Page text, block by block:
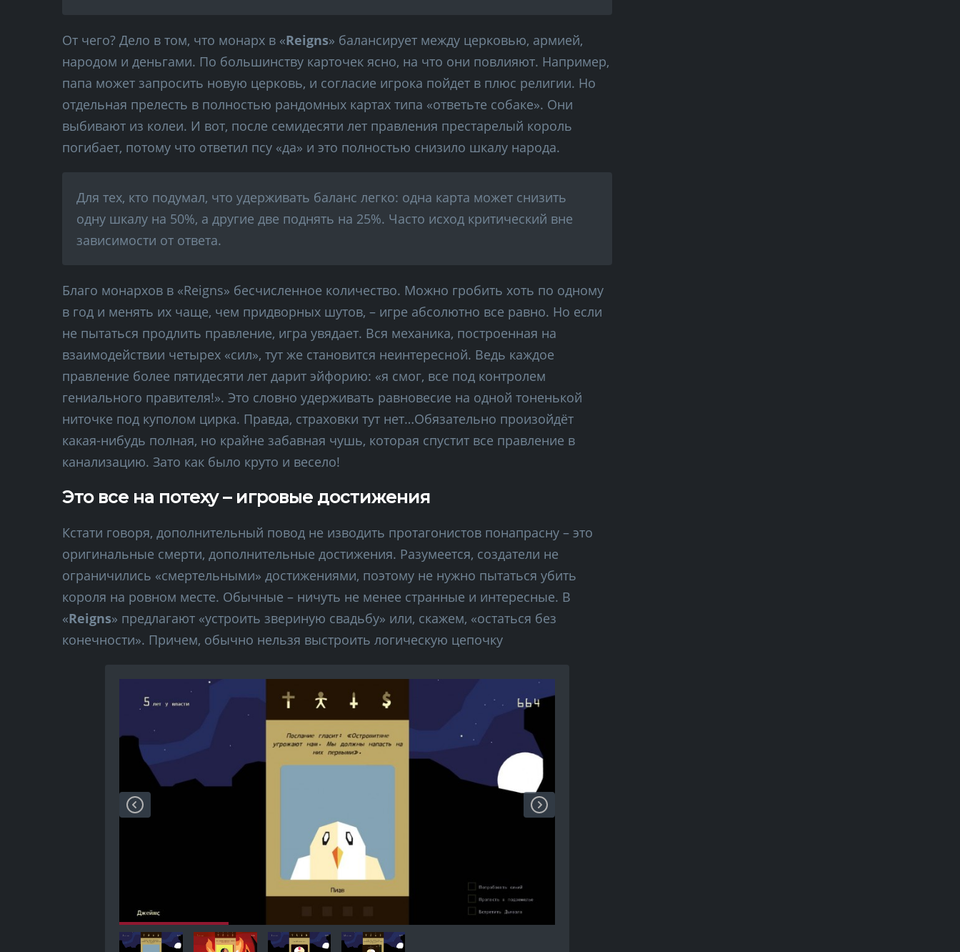
От чего? Дело в том, что монарх в «Reigns» балансирует между церковью, армией,
народом и деньгами. По большинству карточек ясно, на что они повлияют. Например,
папа может запросить новую церковь, и согласие игрока пойдет в плюс религии. Но
отдельная прелесть в полностью рандомных картах типа «ответьте собаке». Они
выбивают из колеи. И вот, после семидесяти лет правления престарелый король
погибает, потому что ответил псу «да» и это полностью снизило шкалу народа.
Для тех, кто подумал, что удерживать баланс легко: одна карта может снизить
одну шкалу на 50%, а другие две поднять на 25%. Часто исход критический вне
зависимости от ответа.
Благо монархов в «Reigns» бесчисленное количество. Можно гробить хоть по одному
в год и менять их чаще, чем придворных шутов, – игре абсолютно все равно. Но если
не пытаться продлить правление, игра увядает. Вся механика, построенная на
взаимодействии четырех «сил», тут же становится неинтересной. Ведь каждое
правление более пятидесяти лет дарит эйфорию: «я смог, все под контролем
гениального правителя!». Это словно удерживать равновесие на одной тоненькой
ниточке под куполом цирка. Правда, страховки тут нет…Обязательно произойдёт
какая-нибудь полная, но крайне забавная чушь, которая спустит все правление в
канализацию. Зато как было круто и весело!
Это все на потеху – игровые достижения
Кстати говоря, дополнительный повод не изводить протагонистов понапрасну – это
оригинальные смерти, дополнительные достижения. Разумеется, создатели не
ограничились «смертельными» достижениями, поэтому не нужно пытаться убить
короля на ровном месте. Обычные – ничуть не менее странные и интересные. В
«Reigns» предлагают «устроить звериную свадьбу» или, скажем, «остаться без
конечности». Причем, обычно нельзя выстроить логическую цепочку